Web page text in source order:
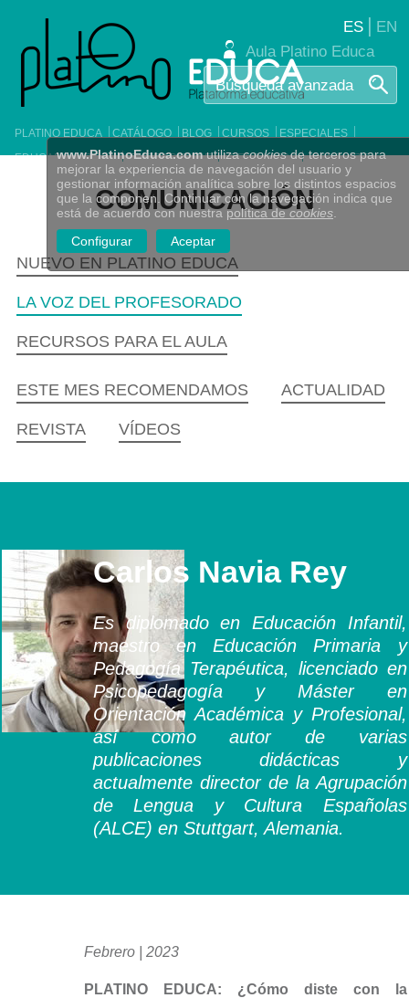
www.PlatinoEduca.comutilizacookiesde terceros para
mejorar la experiencia de navegación del usuario y
gestionar información analítica sobre los distintos espacios
que la componen. Continuar con la navegación indica que
está de acuerdo con nuestra política decookies
Configurar
Aceptar
ES | EN
Aula Platino Educa
PLATINO EDUCA CATÁLOGO BLOG CURSOS
ESPECIALES
EDUCAFILMOTECA
ITINERARIO ELE AGENDA 2030 CONTACTO
COMUNICACIÓN
NUEVO EN PLATINO EDUCA
LA VOZ DEL PROFESORADO
RECURSOS PARA EL AULA
ESTE MES RECOMENDAMOS ACTUALIDAD
REVISTA VÍDEOS
Carlos Navia Rey
Es diplomado en Educación Infantil,
maestro en Educación Primaria y
Pedagogía Terapéutica, licenciado en
Psicopedagogía y Máster en
Orientación Académica y Profesional,
así como autor de varias
publicaciones didácticas y
actualmente director de la Agrupación
de Lengua y Cultura Españolas
(ALCE) en Stuttgart, Alemania.
Febrero | 2023
PLATINO EDUCA: ¿Cómo diste con la